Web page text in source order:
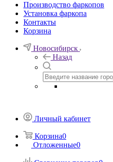
Производство фаркопов
Установка фаркопа
Контакты
Корзина
Новосибирск
Назад
Личный кабинет
Корзина0
Отложенные0